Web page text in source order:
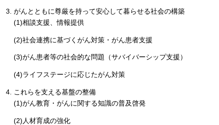
がんとともに尊厳を持って安心して暮らせる社会の構築
(1)相談支援、情報提供
(2)社会連携に基づくがん対策・がん患者支援
(3)がん患者等の社会的な問題（サバイバーシップ支援）
(4)ライフステージに応じたがん対策
これらを支える基盤の整備
(1)がん教育・がんに関する知識の普及啓発
(2)人材育成の強化